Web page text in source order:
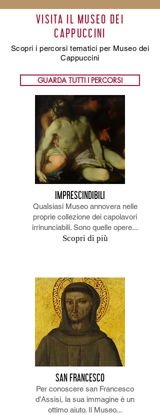
VISITA IL MUSEO DEI
CAPPUCCINI
Scopri i percorsi tematici per Museo dei
Cappuccini
GUARDA TUTTI I PERCORSI
IMPRESCINDIBILI
Qualsiasi Museo annovera nelle
proprie collezione dei capolavori
irrinunciabili. Sono quelle opere...
Scopri di più
SAN FRANCESCO
Per conoscere san Francesco
d’Assisi, la sua immagine è un
ottimo aiuto. Il Museo...